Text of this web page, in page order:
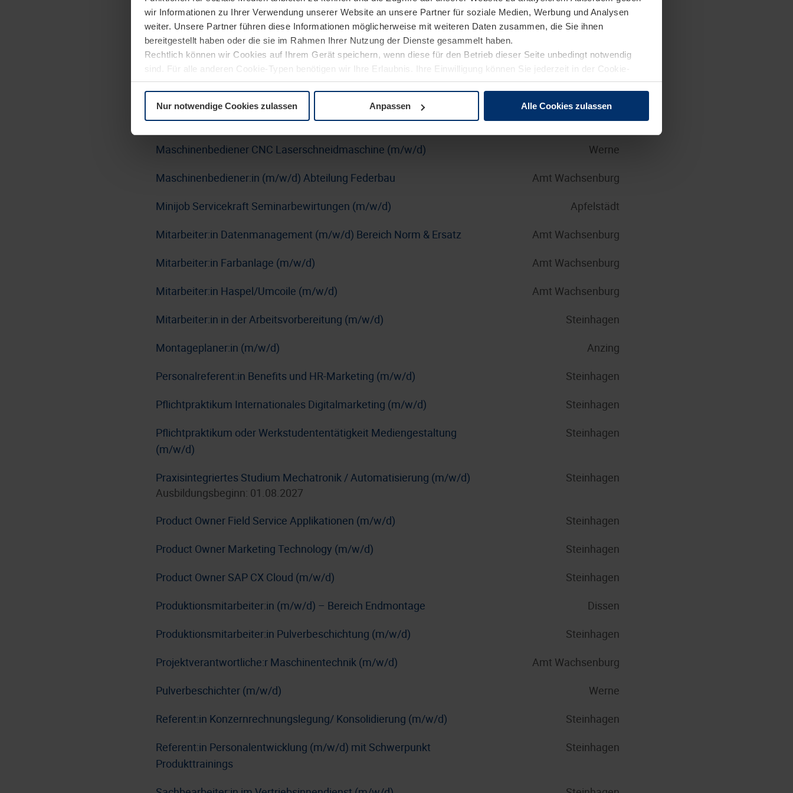
wir Informationen zu Ihrer Verwendung unserer Website an unsere Partner für soziale Medien, Werbung und Analysen
weiter. Unsere Partner führen diese Informationen möglicherweise mit weiteren Daten zusammen, die Sie ihnen
bereitgestellt haben oder die sie im Rahmen Ihrer Nutzung der Dienste gesammelt haben.
Rechtlich können wir Cookies auf Ihrem Gerät speichern, wenn diese für den Betrieb dieser Seite unbedingt notwendig
sind. Für alle anderen Cookie-Typen benötigen wir Ihre Erlaubnis. Ihre Einwilligung können Sie jederzeit in der Cookie-
Erläuterung auf der Seite Datenschutzerklärung unserer Website ändern oder widerrufen.
Nur notwendige Cookies zulassen Anpassen Alle Cookies zulassen
Lackierer:in Nasslackierung (m/w/d)
Bereich Haustürlinie-Türblatt
Brandis
Linux Administrator:in SUSE mit DevOps-Schwerpunkt (m/w/d)
Steinhagen
LKW-Fahrer:in / Berufskraftfahrer:in Nahverkehr (m/w/d)
Großkrotzenburg
Maschinen- und Anlagenführer:in (m/w/d)
Brandis
Maschinenbediener CNC Laserschneidmaschine (m/w/d)
Werne
Maschinenbediener:in (m/w/d) Abteilung Federbau
Amt Wachsenburg
Minijob Servicekraft Seminarbewirtungen (m/w/d)
Apfelstädt
Mitarbeiter:in Datenmanagement (m/w/d) Bereich Norm & Ersatz
Amt Wachsenburg
Mitarbeiter:in Farbanlage (m/w/d)
Amt Wachsenburg
Mitarbeiter:in Haspel/Umcoile (m/w/d)
Amt Wachsenburg
Mitarbeiter:in in der Arbeitsvorbereitung (m/w/d)
Steinhagen
Montageplaner:in (m/w/d)
Anzing
Personalreferent:in Benefits und HR-Marketing (m/w/d)
Steinhagen
Pflichtpraktikum Internationales Digitalmarketing (m/w/d)
Steinhagen
Pflichtpraktikum oder Werkstudententätigkeit Mediengestaltung
(m/w/d)
Steinhagen
Praxisintegriertes Studium Mechatronik / Automatisierung (m/w/d)
Ausbildungsbeginn: 01.08.2027
Steinhagen
Product Owner Field Service Applikationen (m/w/d)
Steinhagen
Product Owner Marketing Technology (m/w/d)
Steinhagen
Product Owner SAP CX Cloud (m/w/d)
Steinhagen
Produktionsmitarbeiter:in (m/w/d) – Bereich Endmontage
Dissen
Produktionsmitarbeiter:in Pulverbeschichtung (m/w/d)
Steinhagen
Projektverantwortliche:r Maschinentechnik (m/w/d)
Amt Wachsenburg
Pulverbeschichter (m/w/d)
Werne
Referent:in Konzernrechnungslegung/ Konsolidierung (m/w/d)
Steinhagen
Referent:in Personalentwicklung (m/w/d) mit Schwerpunkt
Produkttrainings
Steinhagen